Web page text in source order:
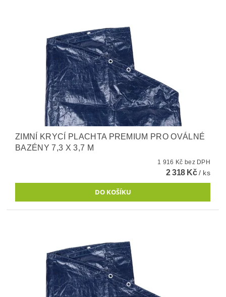
ZIMNÍ KRYCÍ PLACHTA PREMIUM PRO OVÁLNÉ
BAZÉNY 7,3 X 3,7 M
1 916 Kč bez DPH
2 318 Kč/ ks